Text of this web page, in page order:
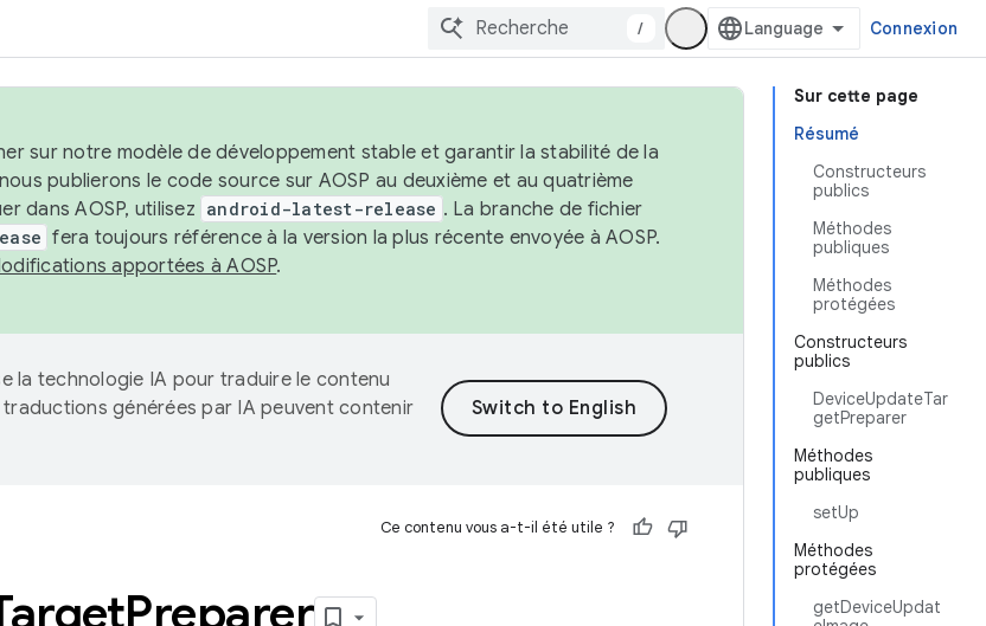
/ Connexion
Sur cette page
Résumé
Constructeurs
publics
Méthodes
publiques
Méthodes
protégées
Constructeurs
publics
DeviceUpdateTar
getPreparer
Méthodes
publiques
setUp
Méthodes
protégées
getDeviceUpdat
sur notre modèle de développement stable et garantir la stabilité de la
publierons le code source sur AOSP au deuxième et au quatrième
dans AOSP, utilisez android-latest-release . La branche de fichier
fera toujours référence à la version la plus récente envoyée à AOSP.
apportées à AOSP.
la technologie IA pour traduire le contenu
générées par IA peuvent contenir
Ce contenu vous a-t-il été utile ?
Preparer